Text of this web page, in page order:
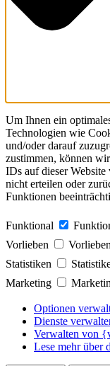
Um Ihnen ein
Technologien wie
und/oder darauf
zustimmen, können
IDs auf dieser
nicht erteilen oder
Funktionen
Funktional
Vorlieben
Vorlieben
Statistiken
Marketing
Optionen
Dienste
Verwalten von
Lese mehr über